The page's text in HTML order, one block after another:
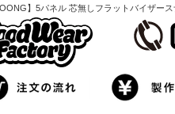
】5パネル 芯無しフラットバイザー